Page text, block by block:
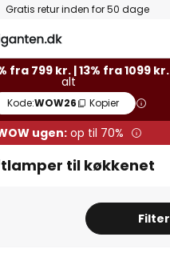
Lagervarer sendes hurtigt
fra 799 kr. | 13% fra 1099 kr.
alt
Kode:WOW26 Kopier
ugen:op til 70%
til køkkenet
Filter